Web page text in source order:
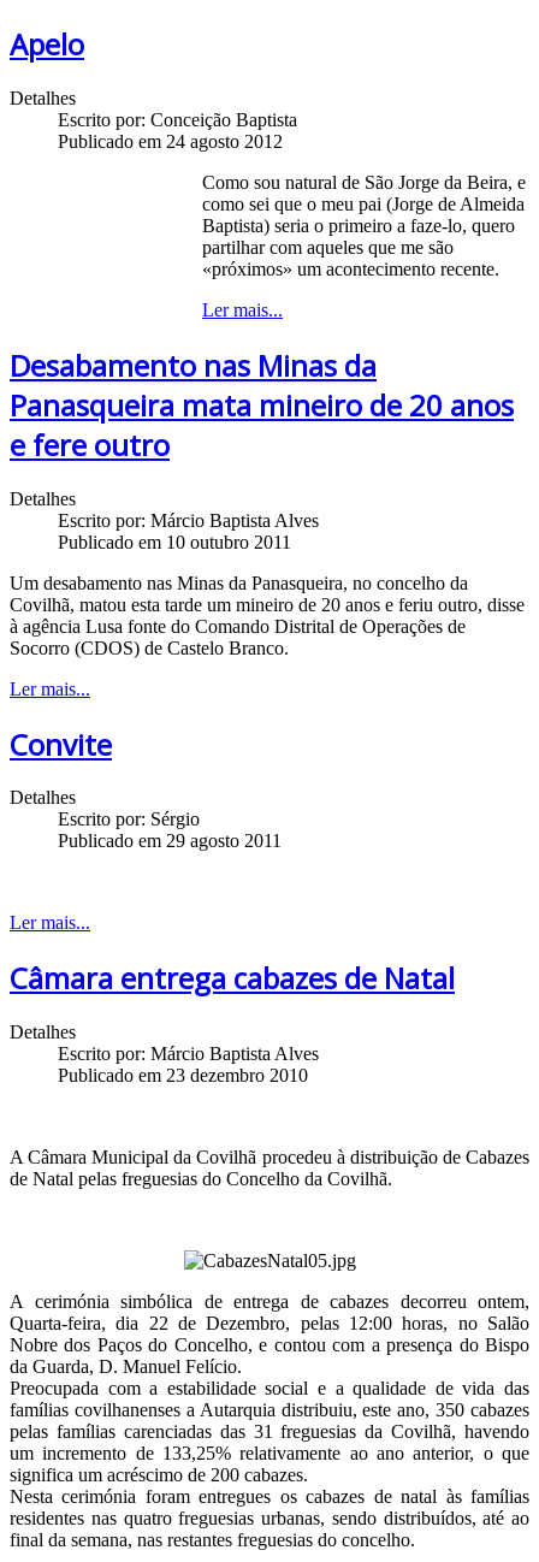
Apelo
Detalhes
Escrito por: Conceição Baptista
Publicado em 24 agosto 2012
Como sou natural de São Jorge da Beira, e
como sei que o meu pai (Jorge de Almeida
Baptista) seria o primeiro a faze-lo, quero
partilhar com aqueles que me são
«próximos» um acontecimento recente.
Ler mais...
Desabamento nas Minas da
Panasqueira mata mineiro de 20 anos
e fere outro
Detalhes
Escrito por: Márcio Baptista Alves
Publicado em 10 outubro 2011
Um desabamento nas Minas da Panasqueira, no concelho da
Covilhã, matou esta tarde um mineiro de 20 anos e feriu outro, disse
à agência Lusa fonte do Comando Distrital de Operações de
Socorro (CDOS) de Castelo Branco.
Ler mais...
Convite
Detalhes
Escrito por: Sérgio
Publicado em 29 agosto 2011
Ler mais...
Câmara entrega cabazes de Natal
Detalhes
Escrito por: Márcio Baptista Alves
Publicado em 23 dezembro 2010
A Câmara Municipal da Covilhã procedeu à distribuição de Cabazes
de Natal pelas freguesias do Concelho da Covilhã.
A cerimónia simbólica de entrega de cabazes decorreu ontem,
Quarta-feira, dia 22 de Dezembro, pelas 12:00 horas, no Salão
Nobre dos Paços do Concelho, e contou com a presença do Bispo
da Guarda, D. Manuel Felício.
Preocupada com a estabilidade social e a qualidade de vida das
famílias covilhanenses a Autarquia distribuiu, este ano, 350 cabazes
pelas famílias carenciadas das 31 freguesias da Covilhã, havendo
um incremento de 133,25% relativamente ao ano anterior, o que
significa um acréscimo de 200 cabazes.
Nesta cerimónia foram entregues os cabazes de natal às famílias
residentes nas quatro freguesias urbanas, sendo distribuídos, até ao
final da semana, nas restantes freguesias do concelho.